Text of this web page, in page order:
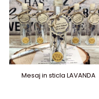
Mesaj in sticla LAVANDA